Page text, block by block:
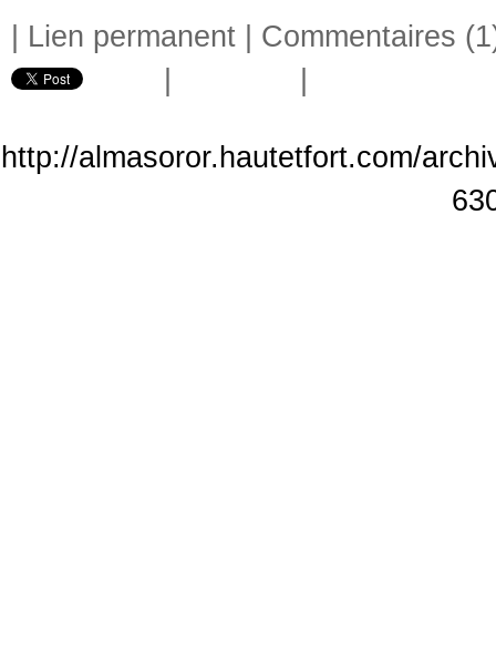
Lien permanent
Commentaires
http://almasoror.hautetfort.com/